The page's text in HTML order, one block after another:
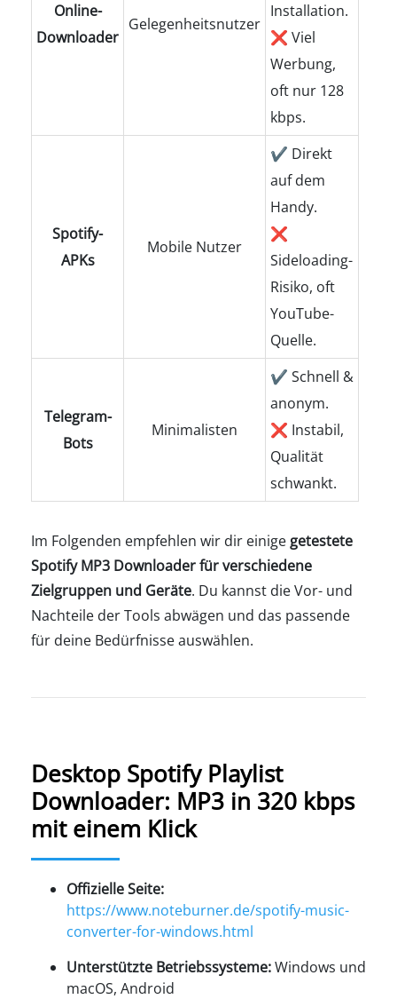
Online-
Downloader
Gelegenheitsnutzer
Installation.
❌ Viel
Werbung,
oft nur 128
kbps.
Spotify-
APKs
Mobile Nutzer
✔ Direkt
auf dem
Handy.
❌
Sideloading-
Risiko, oft
YouTube-
Quelle.
Telegram-
Bots
Minimalisten
✔ Schnell &
anonym.
❌ Instabil,
Qualität
schwankt.
Im Folgenden empfehlen wir dir einige getestete
Spotify MP3 Downloader für verschiedene
Zielgruppen und Geräte. Du kannst die Vor- und
Nachteile der Tools abwägen und das passende
für deine Bedürfnisse auswählen.
Desktop Spotify Playlist
Downloader: MP3 in 320 kbps
mit einem Klick
Offizielle Seite:
https://www.noteburner.de/spotify-music-
converter-for-windows.html
Unterstützte Betriebssysteme:Windows und
macOS, Android